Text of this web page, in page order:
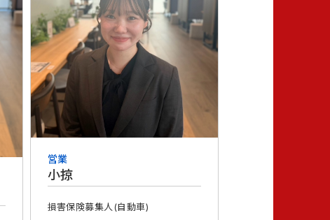
営業
小掠
損害保険募集人(自動車)